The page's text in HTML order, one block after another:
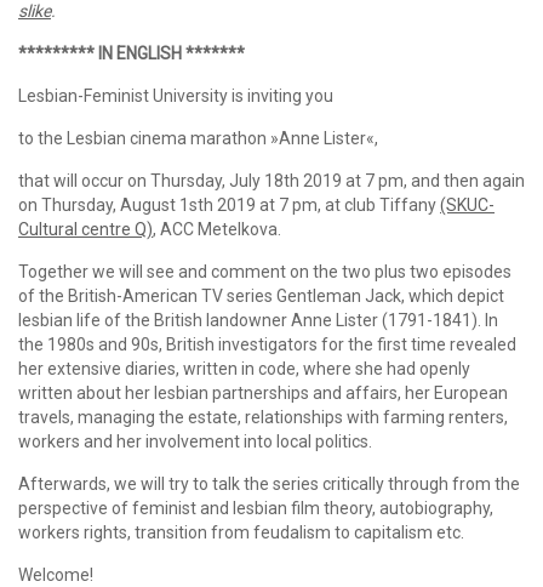
slike.
********* IN ENGLISH *******
Lesbian-Feminist University is inviting you
to the Lesbian cinema marathon »Anne Lister«,
that will occur on Thursday, July 18th 2019 at 7 pm, and then again
on Thursday, August 1sth 2019 at 7 pm, at club Tiffany(SKUC-
Cultural centre Q), ACC Metelkova.
Together we will see and comment on the two plus two episodes
of the British-American TV series Gentleman Jack, which depict
lesbian life of the British landowner Anne Lister (1791-1841). In
the 1980s and 90s, British investigators for the first time revealed
her extensive diaries, written in code, where she had openly
written about her lesbian partnerships and affairs, her European
travels, managing the estate, relationships with farming renters,
workers and her involvement into local politics.
Afterwards, we will try to talk the series critically through from the
perspective of feminist and lesbian film theory, autobiography,
workers rights, transition from feudalism to capitalism etc.
Welcome!